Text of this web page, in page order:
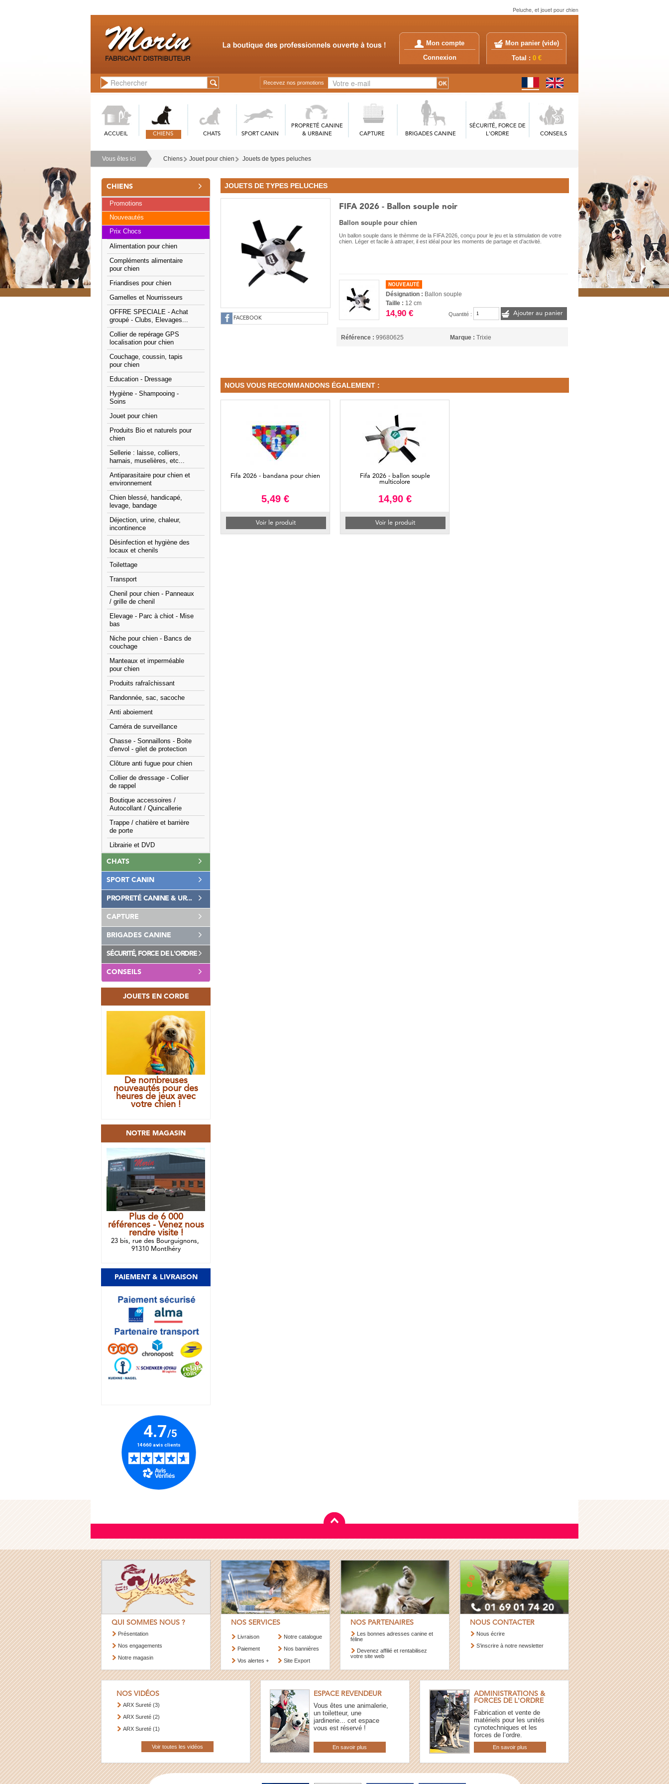
Peluche, et jouet pour chien
Mon compte
Connexion
Mon panier (vide)
Total : 0 €
Recevez nos promotions
ACCUEIL CHIENS CHATS SPORT CANIN
PROPRETÉ CANINE
& URBAINE
CAPTURE BRIGADES CANINE
SÉCURITÉ, FORCE DE
L'ORDRE
CONSEILS
Vous êtes ici Chiens Jouet pour chien Jouets de types peluches
CHIENS
Promotions
Nouveautés
Prix Chocs
Alimentation pour chien
Compléments alimentaire
pour chien
Friandises pour chien
Gamelles et Nourrisseurs
OFFRE SPECIALE - Achat
groupé - Clubs, Elevages...
Collier de repérage GPS
localisation pour chien
Couchage, coussin, tapis
pour chien
Education - Dressage
Hygiène - Shampooing -
Soins
Jouet pour chien
Produits Bio et naturels pour
chien
Sellerie : laisse, colliers,
harnais, muselières, etc...
Antiparasitaire pour chien et
environnement
Chien blessé, handicapé,
levage, bandage
Déjection, urine, chaleur,
incontinence
Désinfection et hygiène des
locaux et chenils
Toilettage
Transport
Chenil pour chien - Panneaux
/ grille de chenil
Elevage - Parc à chiot - Mise
bas
Niche pour chien - Bancs de
couchage
Manteaux et imperméable
pour chien
Produits rafraîchissant
Randonnée, sac, sacoche
Anti aboiement
Caméra de surveillance
Chasse - Sonnaillons - Boite
d'envol - gilet de protection
Clôture anti fugue pour chien
Collier de dressage - Collier
de rappel
Boutique accessoires /
Autocollant / Quincallerie
Trappe / chatière et barrière
de porte
Librairie et DVD
CHATS
SPORT CANIN
PROPRETÉ CANINE & UR...
CAPTURE
BRIGADES CANINE
SÉCURITÉ, FORCE DE L'ORDRE
CONSEILS
JOUETS EN CORDE
De nombreuses
nouveautés pour des
heures de jeux avec
votre chien !
NOTRE MAGASIN
Plus de 6 000
références - Venez nous
rendre visite !
23 bis, rue des Bourguignons,
91310 Montlhéry
PAIEMENT & LIVRAISON
JOUETS DE TYPES PELUCHES
FACEBOOK
FIFA 2026 - Ballon souple noir
Ballon souple pour chien
Un ballon souple dans le thèmme de la FIFA 2026, conçu pour le jeu et la stimulation de votre
chien. Léger et facile à attraper, il est idéal pour les moments de partage et d’activité.
NOUVEAUTÉ
Désignation : Ballon souple
Taille : 12 cm
14,90 € Quantité : Ajouter au panier
Référence : 99680625 Marque : Trixie
NOUS VOUS RECOMMANDONS ÉGALEMENT :
Fifa 2026 - bandana pour chien
5,49 €
Voir le produit
Fifa 2026 - ballon souple
multicolore
14,90 €
Voir le produit
QUI SOMMES NOUS ?
Présentation
Nos engagements
Notre magasin
NOS SERVICES
Livraison
Paiement
Vos alertes +
Notre catalogue
Nos bannières
Site Export
NOS PARTENAIRES
Les bonnes adresses canine et
féline
Devenez affilié et rentabilisez
votre site web
NOUS CONTACTER
Nous écrire
S’inscrire à notre newsletter
NOS VIDÉOS
ARX Sureté (3)
ARX Sureté (2)
ARX Sureté (1)
Voir toutes les vidéos
ESPACE REVENDEUR
Vous êtes une animalerie,
un toiletteur, une
jardinerie... cet espace
vous est réservé !
En savoir plus
ADMINISTRATIONS &
FORCES DE L'ORDRE
Fabrication et vente de
matériels pour les unités
cynotechniques et les
forces de l’ordre.
En savoir plus